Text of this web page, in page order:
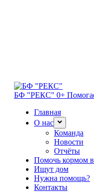
БФ "РЕКС" 0+
Главная
О нас
Команда
Новости
Отчёты
Помочь кормом
Ищут дом
Нужна помощь?
Контакты